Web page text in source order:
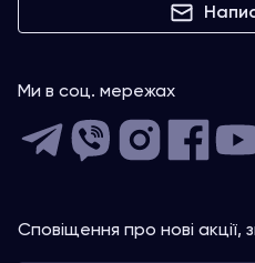
Ми в соц. мережах
Сповіщення про нові акції,